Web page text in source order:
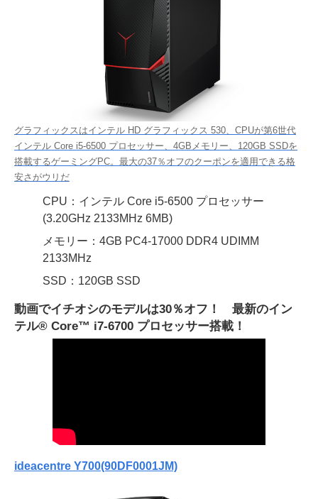
グラフィックスはインテル HD グラフィックス 530、CPUが第6世代
インテル Core i5-6500 プロセッサー、4GBメモリー、120GB SSDを
搭載するゲーミングPC。最大の37％オフのクーポンを適用できる格
安さがウリだ
CPU：インテル Core i5-6500 プロセッサー
(3.20GHz 2133MHz 6MB)
メモリー：4GB PC4-17000 DDR4 UDIMM
2133MHz
SSD：120GB SSD
動画でイチオシのモデルは30％オフ！ 最新のイン
テル® Core™ i7-6700 プロセッサー搭載！
ideacentre Y700(90DF0001JM)